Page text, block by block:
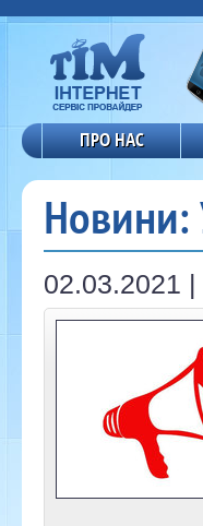
ПРО НАС
Новини:
02.03.2021 |